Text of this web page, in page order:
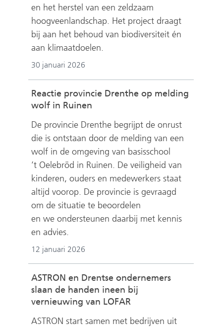
en het herstel van een zeldzaam
hoogveenlandschap. Het project draagt
bij aan het behoud van biodiversiteit én
aan klimaatdoelen.
30 januari 2026
Reactie provincie Drenthe op melding
wolf in Ruinen
De provincie Drenthe begrijpt de onrust
die is ontstaan door de melding van een
wolf in de omgeving van basisschool
’t Oelebröd in Ruinen. De veiligheid van
kinderen, ouders en medewerkers staat
altijd voorop. De provincie is gevraagd
om de situatie te beoordelen
en we ondersteunen daarbij met kennis
en advies.
12 januari 2026
ASTRON en Drentse ondernemers
slaan de handen ineen bij
vernieuwing van LOFAR
ASTRON start samen met bedrijven uit